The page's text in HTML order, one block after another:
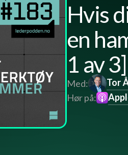
Hvis
en
1 av 3]
Med:
Tor
Hør på: